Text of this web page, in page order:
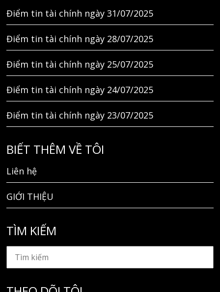
Điểm tin tài chính ngày 31/07/2025
Điểm tin tài chính ngày 28/07/2025
Điểm tin tài chính ngày 25/07/2025
Điểm tin tài chính ngày 24/07/2025
Điểm tin tài chính ngày 23/07/2025
BIẾT THÊM VỀ TÔI
Liên hệ
GIỚI THIỆU
TÌM KIẾM